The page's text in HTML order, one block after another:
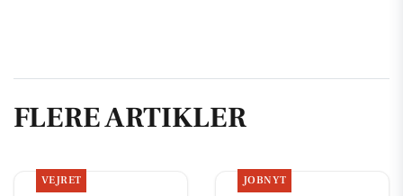
FLERE ARTIKLER
VEJRET JOBNYT